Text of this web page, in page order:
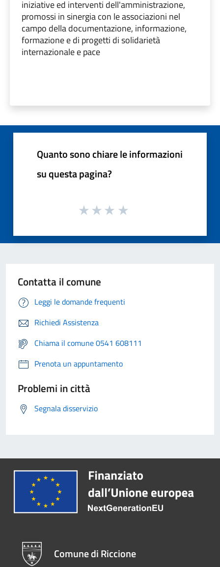
iniziative ed interventi dell'amministrazione,
promossi in sinergia con le associazioni nel
campo della documentazione, informazione,
formazione e di progetti di solidarietà
internazionale e pace
Quanto sono chiare le informazioni
su questa pagina?
Contatta il comune
Leggi le domande frequenti
Richiedi Assistenza
Chiama il comune 0541 608111
Prenota un appuntamento
Problemi in città
Segnala disservizio
Comune di Riccione